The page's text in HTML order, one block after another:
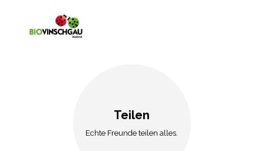
Teilen
Echte Freunde teilen alles.